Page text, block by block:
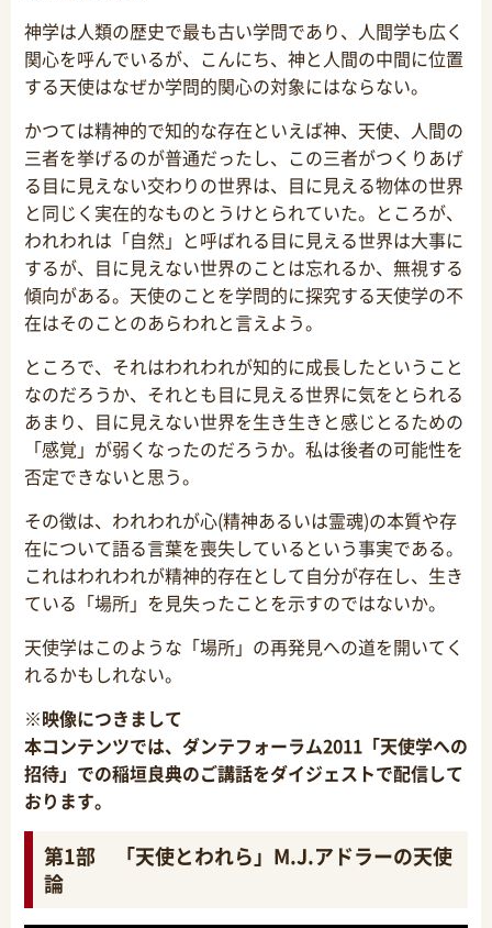
神学は人類の歴史で最も古い学問であり、人間学も広く
関心を呼んでいるが、こんにち、神と人間の中間に位置
する天使はなぜか学問的関心の対象にはならない。
かつては精神的で知的な存在といえば神、天使、人間の
三者を挙げるのが普通だったし、この三者がつくりあげ
る目に見えない交わりの世界は、目に見える物体の世界
と同じく実在的なものとうけとられていた。ところが、
われわれは「自然」と呼ばれる目に見える世界は大事に
するが、目に見えない世界のことは忘れるか、無視する
傾向がある。天使のことを学問的に探究する天使学の不
在はそのことのあらわれと言えよう。
ところで、それはわれわれが知的に成長したということ
なのだろうか、それとも目に見える世界に気をとられる
あまり、目に見えない世界を生き生きと感じとるための
「感覚」が弱くなったのだろうか。私は後者の可能性を
否定できないと思う。
その徴は、われわれが心(精神あるいは霊魂)の本質や存
在について語る言葉を喪失しているという事実である。
これはわれわれが精神的存在として自分が存在し、生き
ている「場所」を見失ったことを示すのではないか。
天使学はこのような「場所」の再発見への道を開いてく
れるかもしれない。
※映像につきまして
本コンテンツでは、ダンテフォーラム2011「天使学への
招待」での稲垣良典のご講話をダイジェストで配信して
おります。
第1部 「天使とわれら」M.J.アドラーの天使
論